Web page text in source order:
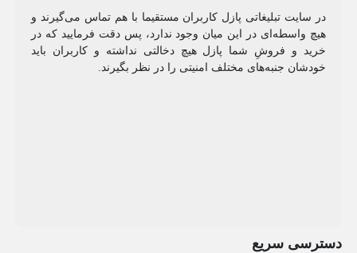
در سایت تبلیغاتی پازل کاربران مستقیما با هم تماس می‌گیرند و
هیچ واسطه‌ای در این میان وجود ندارد، پس دقت فرمایید که در
خرید و فروشِ شما پازل هیچ دخالتی نداشته و کاربران باید
خودشان جنبه‌های مختلف امنیتی را در نظر بگیرند.
دسترسی سریع